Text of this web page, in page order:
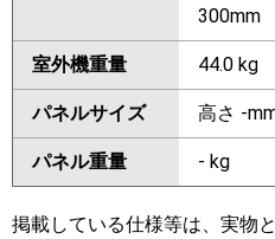
300mm
室外機重量 44.0 kg
パネルサイズ 高さ -
パネル重量 - kg
掲載している仕様等は、実物